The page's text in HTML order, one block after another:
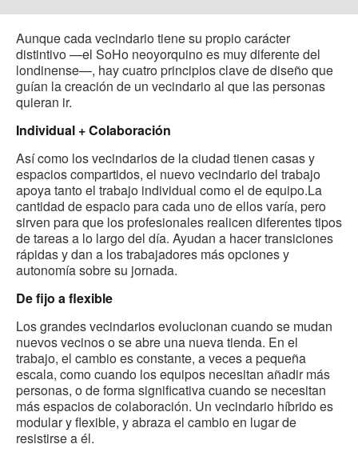
Aunque cada vecindario tiene su propio carácter
distintivo —el SoHo neoyorquino es muy diferente del
londinense—, hay cuatro principios clave de diseño que
guían la creación de un vecindario al que las personas
quieran ir.
Individual + Colaboración
Así como los vecindarios de la ciudad tienen casas y
espacios compartidos, el nuevo vecindario del trabajo
apoya tanto el trabajo individual como el de equipo.La
cantidad de espacio para cada uno de ellos varía, pero
sirven para que los profesionales realicen diferentes tipos
de tareas a lo largo del día. Ayudan a hacer transiciones
rápidas y dan a los trabajadores más opciones y
autonomía sobre su jornada.
De fijo a flexible
Los grandes vecindarios evolucionan cuando se mudan
nuevos vecinos o se abre una nueva tienda. En el
trabajo, el cambio es constante, a veces a pequeña
escala, como cuando los equipos necesitan añadir más
personas, o de forma significativa cuando se necesitan
más espacios de colaboración. Un vecindario híbrido es
modular y flexible, y abraza el cambio en lugar de
resistirse a él.